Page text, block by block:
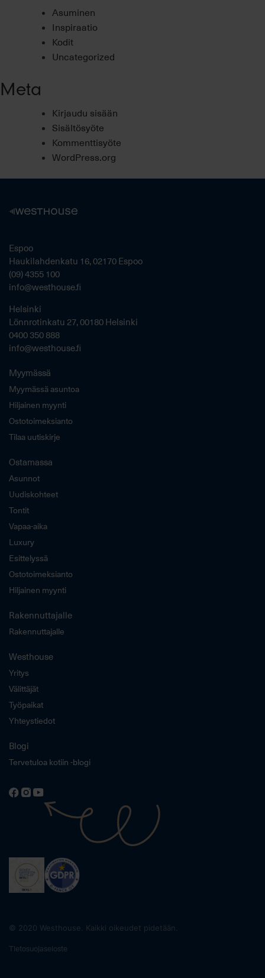
Asuminen
Inspiraatio
Kodit
Uncategorized
Meta
Kirjaudu sisään
Sisältösyöte
Kommenttisyöte
WordPress.org
Espoo
Haukilahdenkatu 16, 02170 Espoo
(09) 4355 100
info@westhouse.fi
Helsinki
Lönnrotinkatu 27, 00180 Helsinki
0400 350 888
info@westhouse.fi
Myymässä
Myymässä asuntoa
Hiljainen myynti
Ostotoimeksianto
Tilaa uutiskirje
Ostamassa
Asunnot
Uudiskohteet
Tontit
Vapaa-aika
Luxury
Esittelyssä
Ostotoimeksianto
Hiljainen myynti
Rakennuttajalle
Rakennuttajalle
Westhouse
Yritys
Välittäjät
Työpaikat
Yhteystiedot
Blogi
Tervetuloa kotiin -blogi
© 2020 Westhouse. Kaikki oikeudet pidetään.
Tietosuojaseloste